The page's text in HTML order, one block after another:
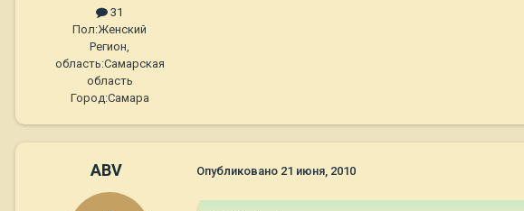
31
Пол:Женский
Регион,
область:Самарская
область
Город:Самара
ABV Опубликовано 21 июня, 2010